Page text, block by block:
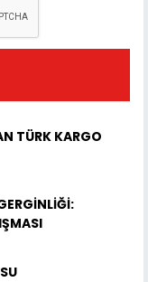
TÜRK KARGO